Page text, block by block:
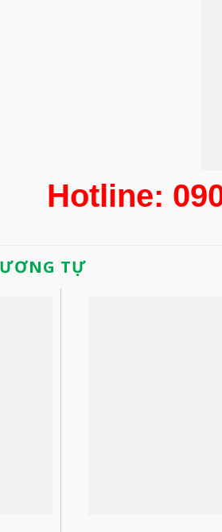
Hotline:
TỰ